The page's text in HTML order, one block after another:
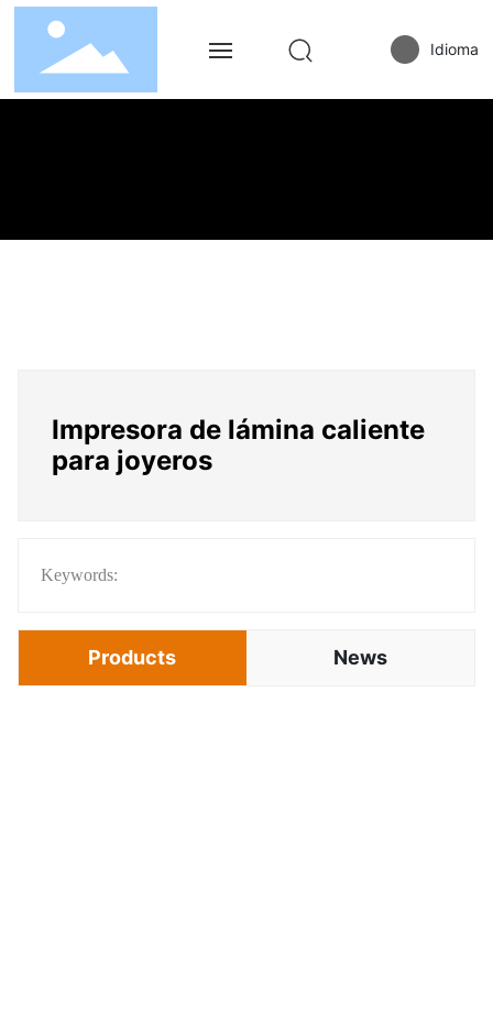
Solución
Noticias
Contacto
Idioma
Impresora de lámina caliente
para joyeros
Keywords:
Products News